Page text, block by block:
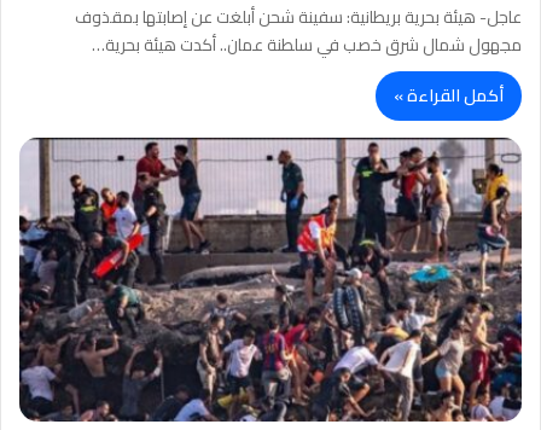
عاجل- هيئة بحرية بريطانية: سفينة شحن أبلغت عن إصابتها بمقذوف
مجهول شمال شرق خصب في سلطنة عمان.. أكدت هيئة بحرية…
أكمل القراءة »